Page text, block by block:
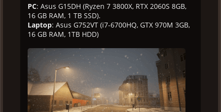
PC: Asus G15DH (Ryzen 7 3800X, RTX 2060S 8GB,
16 GB RAM, 1 TB SSD).
Laptop: Asus G752VT (i7-6700HQ, GTX 970M 3GB,
16 GB RAM, 1TB HDD)